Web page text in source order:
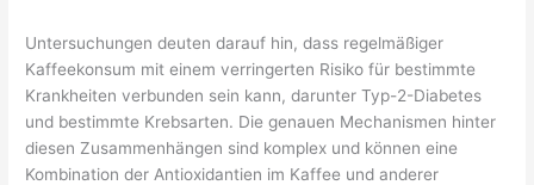
Untersuchungen deuten darauf hin, dass regelmäßiger
Kaffeekonsum mit einem verringerten Risiko für bestimmte
Krankheiten verbunden sein kann, darunter Typ-2-Diabetes
und bestimmte Krebsarten. Die genauen Mechanismen hinter
diesen Zusammenhängen sind komplex und können eine
Kombination der Antioxidantien im Kaffee und anderer